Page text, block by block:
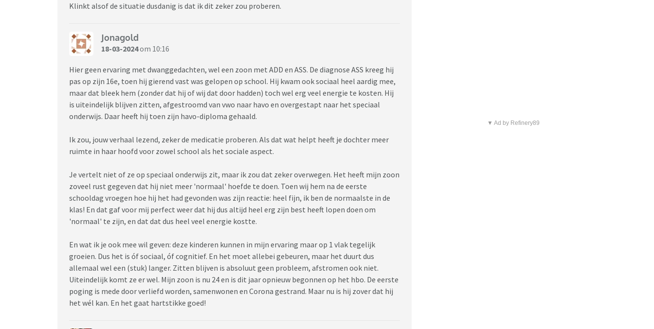
Klinkt alsof de situatie dusdanig is dat ik dit zeker zou proberen.
Jonagold
18-03-2024om 10:16
Hier geen ervaring met dwanggedachten, wel een zoon met ADD en ASS. De diagnose ASS kreeg hij
pas op zijn 16e, toen hij gierend vast was gelopen op school. Hij kwam ook sociaal heel aardig mee,
maar dat bleek hem (zonder dat hij of wij dat door hadden) toch wel erg veel energie te kosten. Hij
is uiteindelijk blijven zitten, afgestroomd van vwo naar havo en overgestapt naar het speciaal
onderwijs. Daar heeft hij toen zijn havo-diploma gehaald.
Ik zou, jouw verhaal lezend, zeker de medicatie proberen. Als dat wat helpt heeft je dochter meer
ruimte in haar hoofd voor zowel school als het sociale aspect.
Je vertelt niet of ze op speciaal onderwijs zit, maar ik zou dat zeker overwegen. Het heeft mijn zoon
zoveel rust gegeven dat hij niet meer 'normaal' hoefde te doen. Toen wij hem na de eerste
schooldag vroegen hoe hij het had gevonden was zijn reactie: heel fijn, ik ben de normaalste in de
klas! En dat gaf voor mij perfect weer dat hij dus altijd heel erg zijn best heeft lopen doen om
'normaal' te zijn, en dat dat dus heel veel energie kostte.
En wat ik je ook mee wil geven: deze kinderen kunnen in mijn ervaring maar op 1 vlak tegelijk
groeien. Dus het is óf sociaal, óf cognitief. En het moet allebei gebeuren, maar het duurt dus
allemaal wel een (stuk) langer. Zitten blijven is absoluut geen probleem, afstromen ook niet.
Uiteindelijk komt ze er wel. Mijn zoon is nu 24 en is dit jaar opnieuw begonnen op het hbo. De eerste
poging is mede door verliefd worden, samenwonen en Corona gestrand. Maar nu is hij zover dat hij
het wél kan. En het gaat hartstikke goed!
▼ Ad by Refinery89